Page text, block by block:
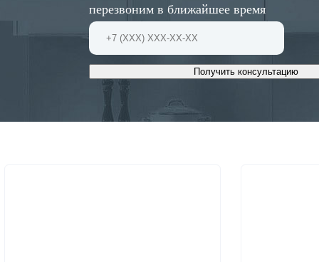
перезвоним в ближайшее время
Получить консультацию